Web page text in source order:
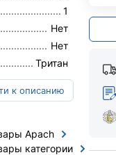
1
Нет
Нет
Тритан
к описанию
Apach
категории